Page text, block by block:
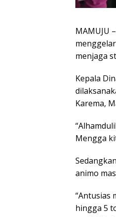
MAMUJU
menjaga
Kepala
Karema,
Mengga
animo
“Antusias
hingga 5